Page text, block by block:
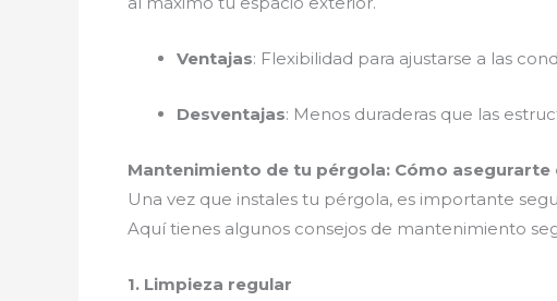
Ventajas: Flexibilidad para ajustarse a las
Desventajas: Menos duraderas que las
Mantenimiento de tu pérgola: Cómo
Una vez que instales tu pérgola, es importante
Aquí tienes algunos consejos de mantenimiento
1. Limpieza regular